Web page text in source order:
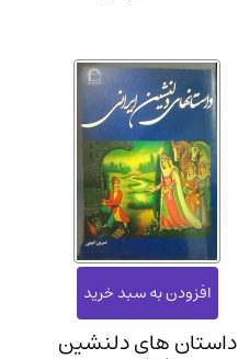
داستان‌ های دلنشین